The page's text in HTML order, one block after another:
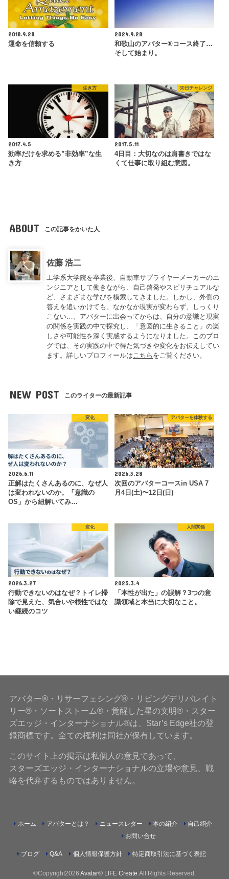
2018.9.28
運命を信頼する
2024.9.28
和歌山のアバター®コース終了…
そして始まり。
生き方
2017.4.5
効率だけを求める”非効率”な生
き方
30日チャレンジ
2017.5.11
4日目：大切なのは肩書きではな
くて仕事に取り組む意図。
ABOUT この記事をかいた人
佐藤 浩二
工学系大学院を卒業後、自動車サプライヤーメーカーのエ
ンジニアとして働きながら、自己啓発やスピリチュアルな
ど、さまざまな学びを模索してきました。しかし、外側の
答えを追いかけても、なかなか現実が変わらず、しっくり
こない…。アバターに出会ってからは、自分の意識と現実
の関係を実践の中で探究し、「意図的に生きること」の楽
しさや可能性を深く実感するようになりました。このブロ
グでは、その実践の中で得た気づきや変化をお伝えしてい
ます。詳しいプロフィールは こちら をご覧ください。
NEW POST このライターの最新記事
変化
2026.6.11
正解はたくさんあるのに、なぜ人
は変われないのか。「意識の
OS」から紐解いてみ…
アバターを体験する
2026.3.28
次回のアバターコースin USA 7
月4日(土)〜12日(日)
変化
2026.3.27
行動できないのはなぜ？トイレ掃
除で見えた、気合いや根性ではな
い継続のコツ
人間関係
2025.3.4
「本性が出た」の誤解？3つの意
識領域と本当に大切なこと。
アバター®・リサーフェシング®・リビングデリバレイト
リー®・ソートストーム®・覚醒した星の文明®・スター
ズエッジ・インターナショナル®は、Star’s Edge社の登
録商標です。全ての権利は同社が保有しています。
このサイト上の掲示は私個人の意見であって、
スターズエッジ・インターナショナルの立場や意見、戦
略を代弁するものではありません。
ホーム アバターとは？ ニュースレター 本の紹介 自己紹介
ブログ Q&A
お問い合せ
個人情報保護方針 特定商取引法に基づく表記
©Copyright2026 Avatar® LIFE Create .All Rights Reserved.